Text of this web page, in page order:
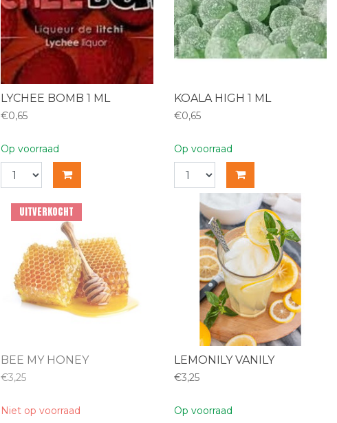
LYCHEE BOMB 1 ML
€0,65
Op voorraad
KOALA HIGH 1 ML
€0,65
Op voorraad
UITVERKOCHT
BEE MY HONEY
€3,25
Niet op voorraad
LEMONILY VANILY
€3,25
Op voorraad